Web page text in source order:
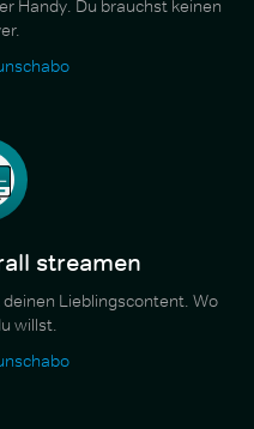
Handy. Du brauchst keinen
streamen
Lieblingscontent. Wo
willst.